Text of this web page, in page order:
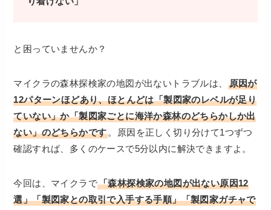
と困っていませんか？
マイクラの森林探検家の地図が出ないトラブルは、
原因が
12パターンほどあり、ほとんどは「製図家のレベルが足り
ていない」か「製図家ごとに海洋か森林のどちらかしか出
ない」のどちらかです 。原因を正しく切り分けて1つずつ
確認すれば、多くのケースで5分以内に解決できますよ。
今回は、 マイクラで「森林探検家の地図が出ない原因12
選」「製図家との取引で入手する手順」「製図家ガチャで